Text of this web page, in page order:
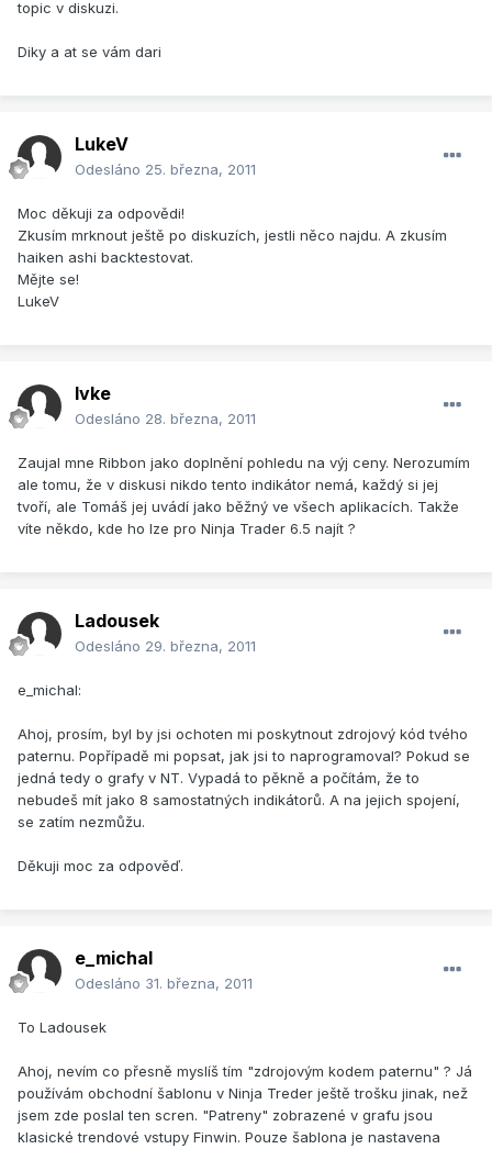
topic v diskuzi.
Diky a at se vám dari
LukeV
Odesláno 25. března, 2011
Moc děkuji za odpovědi!
Zkusím mrknout ještě po diskuzích, jestli něco najdu. A zkusím
haiken ashi backtestovat.
Mějte se!
LukeV
Ivke
Odesláno 28. března, 2011
Zaujal mne Ribbon jako doplnění pohledu na výj ceny. Nerozumím
ale tomu, že v diskusi nikdo tento indikátor nemá, každý si jej
tvoří, ale Tomáš jej uvádí jako běžný ve všech aplikacích. Takže
víte někdo, kde ho lze pro Ninja Trader 6.5 najít ?
Ladousek
Odesláno 29. března, 2011
e_michal:
Ahoj, prosím, byl by jsi ochoten mi poskytnout zdrojový kód tvého
paternu. Popřípadě mi popsat, jak jsi to naprogramoval? Pokud se
jedná tedy o grafy v NT. Vypadá to pěkně a počítám, že to
nebudeš mít jako 8 samostatných indikátorů. A na jejich spojení,
se zatím nezmůžu.
Děkuji moc za odpověď.
e_michal
Odesláno 31. března, 2011
To Ladousek
Ahoj, nevím co přesně myslíš tím "zdrojovým kodem paternu" ? Já
používám obchodní šablonu v Ninja Treder ještě trošku jinak, než
jsem zde poslal ten scren. "Patreny" zobrazené v grafu jsou
klasické trendové vstupy Finwin. Pouze šablona je nastavena